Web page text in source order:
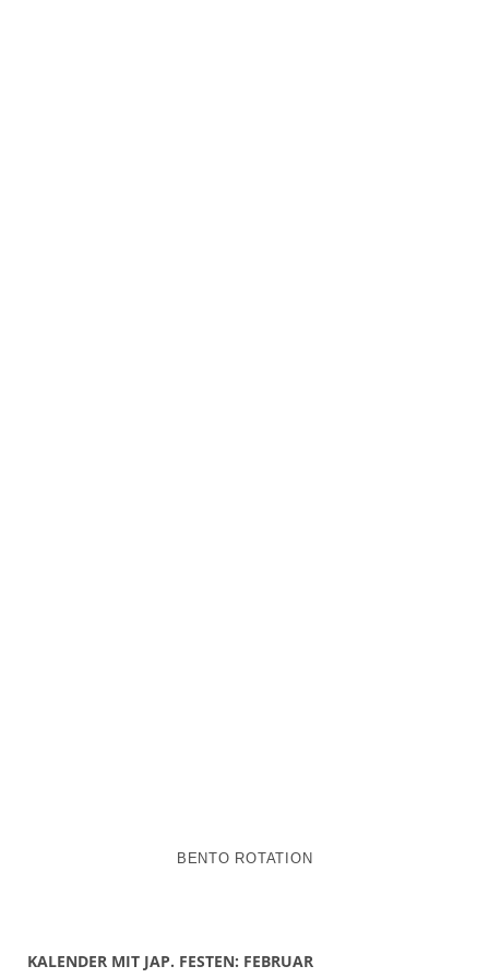
BENTO ROTATION
KALENDER MIT JAP. FESTEN: FEBRUAR